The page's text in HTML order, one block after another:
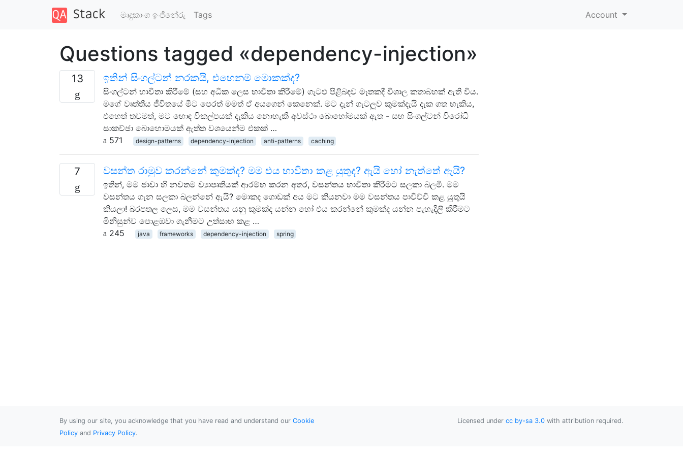
මෘදුකාංග ඉංජිනේරු Tags Account
Questions tagged «dependency-injection»
13 ඉතින් සිංගල්ටන් නරකයි, එහෙනම් මොකක්ද?
සිංගල්ටන් භාවිතා කිරීමේ (සහ අධික ලෙස භාවිතා කිරීමේ) ගැටළු පිළිබඳව මෑතකදී විශාල කතාබහක් ඇති විය.
මගේ වෘත්තීය ජීවිතයේ මීට පෙරත් මමත් ඒ අයගෙන් කෙනෙක්. මට දැන් ගැටලුව කුමක්දැයි දැක ගත හැකිය,
එහෙත් තවමත්, මට හොඳ විකල්පයක් දැකිය නොහැකි අවස්ථා බොහෝමයක් ඇත - සහ සිංගල්ටන් විරෝධී
සාකච්ඡා බොහොමයක් ඇත්ත වශයෙන්ම එකක් …
571
design-patterns dependency-injection anti-patterns caching
7 වසන්ත රාමුව කරන්නේ කුමක්ද? මම එය භාවිතා කළ යුතුද? ඇයි හෝ නැත්තේ ඇයි?
ඉතින්, මම ජාවා හි නවතම ව්‍යාපෘතියක් ආරම්භ කරන අතර, වසන්තය භාවිතා කිරීමට සලකා බලමි. මම
වසන්තය ගැන සලකා බලන්නේ ඇයි? මොකද ගොඩක් අය මට කියනවා මම වසන්තය පාවිච්චි කළ යුතුයි
කියලා! බරපතල ලෙස, මම වසන්තය යනු කුමක්ද යන්න හෝ එය කරන්නේ කුමක්ද යන්න පැහැදිලි කිරීමට
මිනිසුන්ව පොළඹවා ගැනීමට උත්සාහ කළ …
245
java frameworks dependency-injection spring
By using our site, you acknowledge that you have read and understand our Cookie
Policy and Privacy Policy.
Licensed under cc by-sa 3.0 with attribution required.